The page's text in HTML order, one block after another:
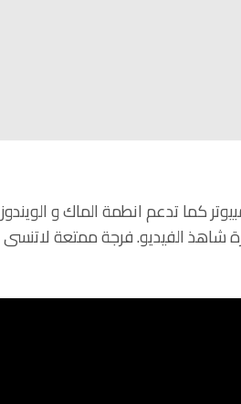
كما تدعم انطمة الماك و الويندوز
شاهذ الفيديو. فرجة ممتعة لاتنسى